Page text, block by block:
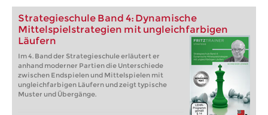
Strategieschule Band 4: Dynamische
Mittelspielstrategien mit ungleichfarbigen
Läufern
Im 4. Band der Strategieschule erläutert er
anhand moderner Partien die Unterschiede
zwischen Endspielen und Mittelspielen mit
ungleichfarbigen Läufern und zeigt typische
Muster und Übergänge.